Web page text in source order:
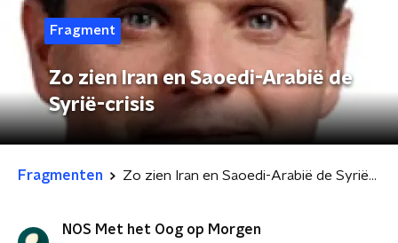
Fragment
Zo zien Iran en Saoedi-Arabië de
Syrië-crisis
Fragmenten Zo zien Iran en Saoedi-Arabië de Syrië-crisis
NOS Met het Oog op Morgen